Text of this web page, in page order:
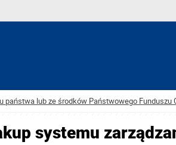
państwa lub ze środków Państwowego Funduszu
systemu